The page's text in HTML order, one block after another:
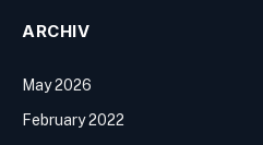
ARCHIV
May 2026
February 2022